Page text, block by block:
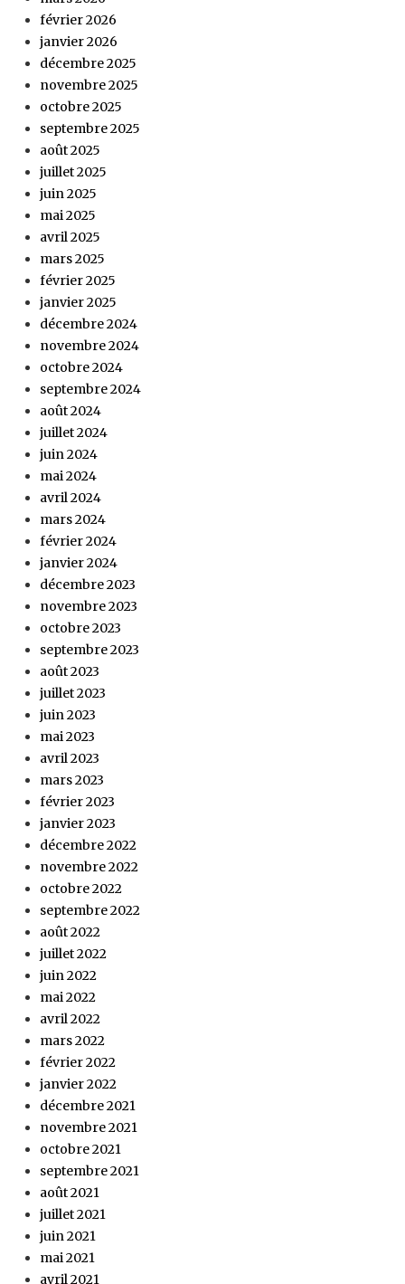
février 2026
janvier 2026
décembre 2025
novembre 2025
octobre 2025
septembre 2025
août 2025
juillet 2025
juin 2025
mai 2025
avril 2025
mars 2025
février 2025
janvier 2025
décembre 2024
novembre 2024
octobre 2024
septembre 2024
août 2024
juillet 2024
juin 2024
mai 2024
avril 2024
mars 2024
février 2024
janvier 2024
décembre 2023
novembre 2023
octobre 2023
septembre 2023
août 2023
juillet 2023
juin 2023
mai 2023
avril 2023
mars 2023
février 2023
janvier 2023
décembre 2022
novembre 2022
octobre 2022
septembre 2022
août 2022
juillet 2022
juin 2022
mai 2022
avril 2022
mars 2022
février 2022
janvier 2022
décembre 2021
novembre 2021
octobre 2021
septembre 2021
août 2021
juillet 2021
juin 2021
mai 2021
avril 2021